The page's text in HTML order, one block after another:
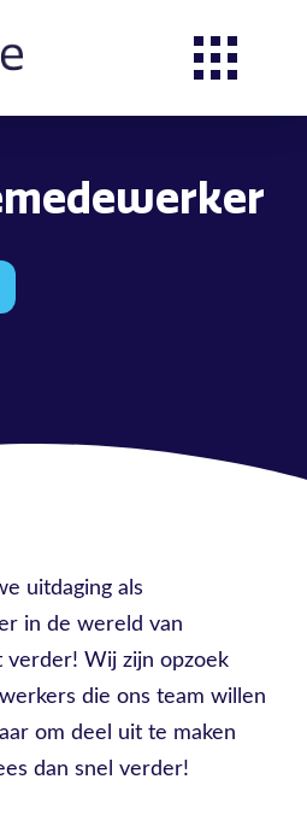
uitdaging als
in de wereld van
verder! Wij zijn opzoek
die ons team willen
om deel uit te maken
dan snel verder!